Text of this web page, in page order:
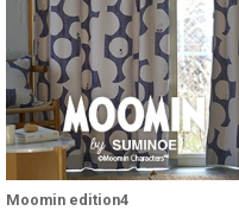
Moomin edition4